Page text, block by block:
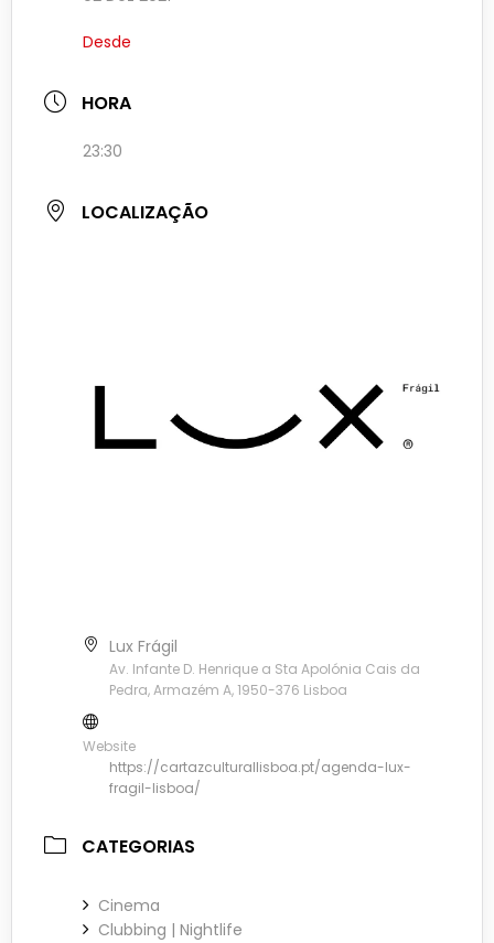
Desde
HORA
23:30
LOCALIZAÇÃO
Lux Frágil
Av. Infante D. Henrique a Sta Apolónia Cais da
Pedra, Armazém A, 1950-376 Lisboa
Website
https://cartazculturallisboa.pt/agenda-lux-
fragil-lisboa/
CATEGORIAS
Cinema
Clubbing | Nightlife